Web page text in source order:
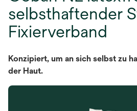
selbsthaftender
Fixierverband
Konzipiert, um an sich selbst zu
der Haut.